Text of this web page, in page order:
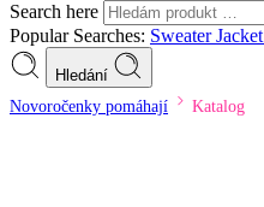
Search here
Popular Searches: SweaterJacket
Hledání
Novoročenky pomáhají Katalog